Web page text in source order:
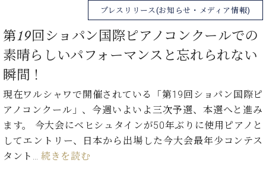
プレスリリース(お知らせ・メディア情報)
第19回ショパン国際ピアノコンクールでの
素晴らしいパフォーマンスと忘れられない
瞬間！
現在ワルシャワで開催されている「第19回ショパン国際ピ
アノコンクール」、今週いよいよ三次予選、本選へと進み
ます。 今大会にベヒシュタインが50年ぶりに使用ピアノと
してエントリー、日本から出場した今大会最年少コンテス
タント…続きを読む